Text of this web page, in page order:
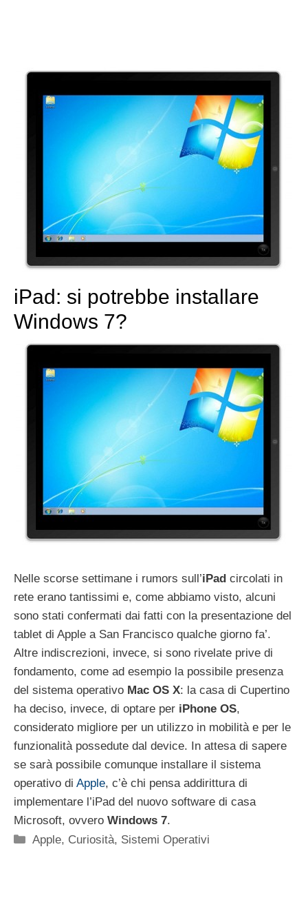
iPad: si potrebbe installare
Windows 7?
Nelle scorse settimane i rumors sull’iPad circolati in
rete erano tantissimi e, come abbiamo visto, alcuni
sono stati confermati dai fatti con la presentazione del
tablet di Apple a San Francisco qualche giorno fa’.
Altre indiscrezioni, invece, si sono rivelate prive di
fondamento, come ad esempio la possibile presenza
del sistema operativo Mac OS X: la casa di Cupertino
ha deciso, invece, di optare per iPhone OS,
considerato migliore per un utilizzo in mobilità e per le
funzionalità possedute dal device. In attesa di sapere
se sarà possibile comunque installare il sistema
operativo di Apple, c’è chi pensa addirittura di
implementare l’iPad del nuovo software di casa
Microsoft, ovvero Windows 7.
Categorie
Apple, Curiosità, Sistemi Operativi